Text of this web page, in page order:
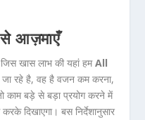
आज़माएँ
जिस खास लाभ की यहां हमAll
रहे है, वह है वजन कम करना,
काम बड़े से बड़ा प्रयोग करने में
दिखाएगा। बस निर्देशानुसार